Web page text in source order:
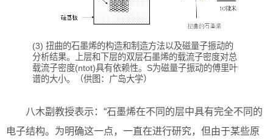
(3) 扭曲的石墨烯的构造和制造方法以及磁量子振动的
分析结果。上层和下层的双层石墨烯的载流子密度对总
载流子密度(ntot)具有依赖性。S为磁量子振动的傅里叶
谱的大小。（供图：广岛大学）
八木副教授表示：“石墨烯在不同的层中具有完全不同的
电子结构。为明确这一点，一直在进行研究，但由于某些原